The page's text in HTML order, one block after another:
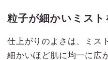
粒子が細かいミスト
仕上がりのよさは、ミス
細かいほど肌に均一に広